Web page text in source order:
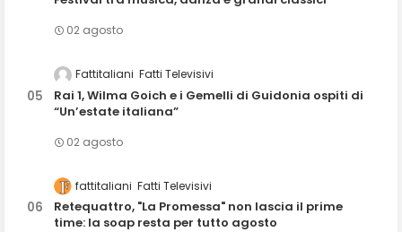
02 agosto
Fattitaliani Fatti Televisivi
Rai 1, Wilma Goich e i Gemelli di Guidonia ospiti di
“Un’estate italiana”
02 agosto
fattitaliani Fatti Televisivi
Retequattro, "La Promessa" non lascia il prime
time: la soap resta per tutto agosto